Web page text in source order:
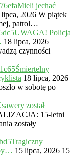
Mieli jechać
2026 W piątek
patrol…
UWAGA! Policja
18 lipca, 2026
czynności
Śmiertelny
18 lipca, 2026
w sobotę po
został
15-letni
zostały
Tragiczny
15 lipca, 2026 15